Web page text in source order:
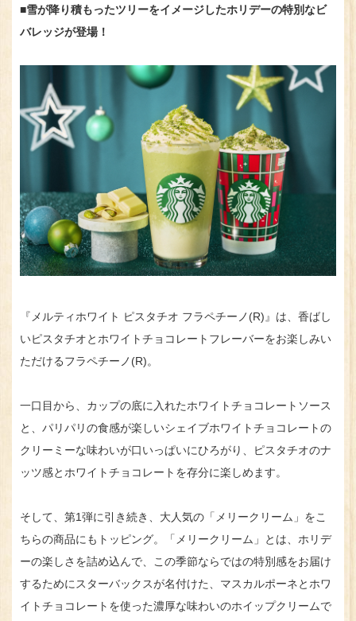
■雪が降り積もったツリーをイメージしたホリデーの特別なビ
バレッジが登場！
『メルティホワイト ピスタチオ フラペチーノ(R)』は、香ばし
いピスタチオとホワイトチョコレートフレーバーをお楽しみい
ただけるフラペチーノ(R)。
一口目から、カップの底に入れたホワイトチョコレートソース
と、パリパリの食感が楽しいシェイブホワイトチョコレートの
クリーミーな味わいが口いっぱいにひろがり、ピスタチオのナ
ッツ感とホワイトチョコレートを存分に楽しめます。
そして、第1弾に引き続き、大人気の「メリークリーム」をこ
ちらの商品にもトッピング。「メリークリーム」とは、ホリデ
ーの楽しさを詰め込んで、この季節ならではの特別感をお届け
するためにスターバックスが名付けた、マスカルポーネとホワ
イトチョコレートを使った濃厚な味わいのホイップクリームで